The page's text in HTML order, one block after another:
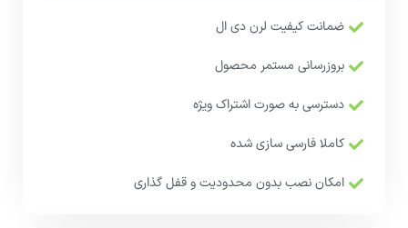
ضمانت کیفیت لرن دی ال
بروزرسانی مستمر محصول
دسترسی به صورت اشتراک ویژه
کاملا فارسی سازی شده
امکان نصب بدون محدودیت و قفل گذاری